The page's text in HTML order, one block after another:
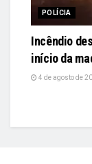
POLÍCIA
Incêndio
início da
4 de agosto de